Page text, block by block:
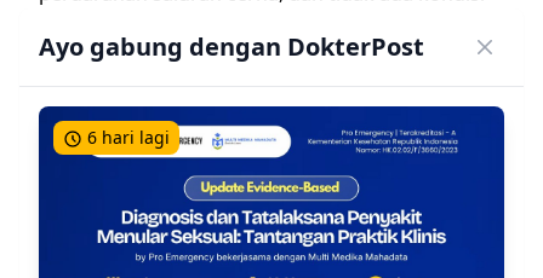
dengan hipertensi portal, penyakit ginjal kronik
stadium terminal dan sindroma nefrotik).
Pengukuran tekanan vena sentral lebih baik
dilakukan bila memungkinkan.
Terapi Rehidrasi pada Pasien Lanjut Usia
Pengukuran keseimbangan cairan yang masuk
dan keluar dilakukan secara berkala sesuai
Ayo gabung dengan DokterPost
6 hari lagi